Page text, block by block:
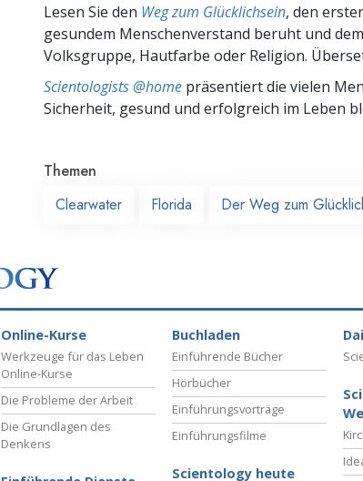
Lesen Sie den Weg zum Glücklichsein, den
gesundem Menschenverstand beruht und
Volksgruppe, Hautfarbe oder Religion.
Scientologists @home präsentiert die vielen
Sicherheit, gesund und erfolgreich im Leben
Themen
Clearwater
Florida Der Weg zum
Online-Kurse
Werkzeuge für das Leben
Online-Kurse
Die Probleme der Arbeit
Die Grundlagen des
Denkens
Buchladen
Einführende Bücher
Hörbücher
Einführungsvorträge
Einführungsfilme
Scientology heute